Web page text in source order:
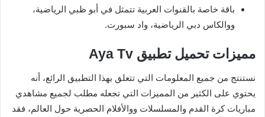
باقة خاصة بالقنوات العربية تتمثل في أبو ظبي الرياضية،
ووالكاس دبي الرياضية، واد سبورت.
مميزات تحميل تطبيق Aya Tv
نستنتج من جميع المعلومات التي تتعلق بهذا التطبيق الرائع، أنه
يحتوي على الكثير من المميزات التي تجعله مطلب لجميع مشاهدي
مباريات كرة القدم والمسلسلات ووالأفلام الحصرية حول العالم، فقد